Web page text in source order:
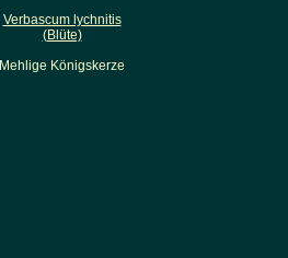
Verbascum lychnitis
(Blüte)
Mehlige Königskerze